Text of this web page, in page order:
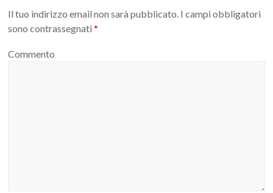
Il tuo indirizzo email non sarà pubblicato. I campi obbligatori
sono contrassegnati*
Commento